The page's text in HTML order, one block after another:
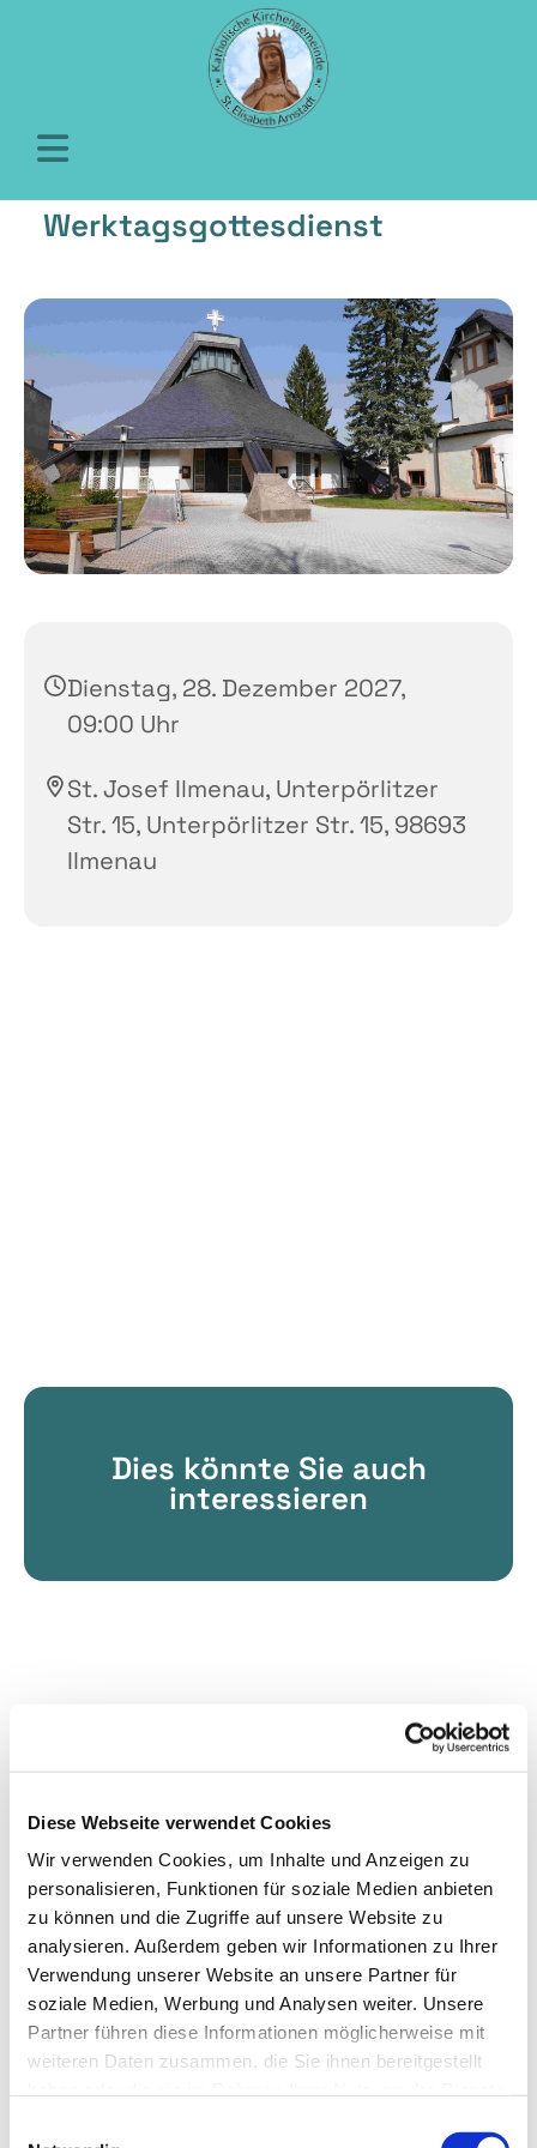
Diese Webseite verwendet Cookies
Wir verwenden Cookies, um Inhalte und Anzeigen zu
personalisieren, Funktionen für soziale Medien anbieten
zu können und die Zugriffe auf unsere Website zu
analysieren. Außerdem geben wir Informationen zu Ihrer
Verwendung unserer Website an unsere Partner für
soziale Medien, Werbung und Analysen weiter. Unsere
Partner führen diese Informationen möglicherweise mit
weiteren Daten zusammen, die Sie ihnen bereitgestellt
Werktagsgottesdienst
Dienstag, 28. Dezember 2027,
09:00 Uhr
St. Josef Ilmenau, Unterpörlitzer
Str. 15, Unterpörlitzer Str. 15, 98693
Ilmenau
Dies könnte Sie auch
interessieren